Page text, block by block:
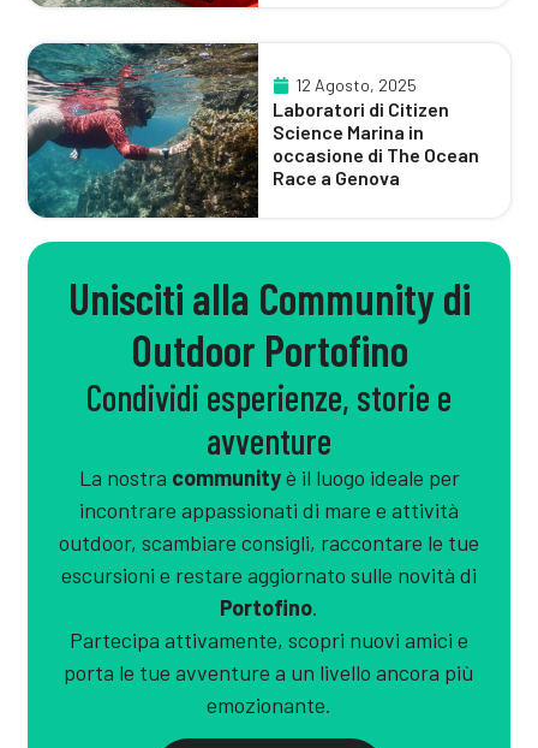
12 Agosto, 2025
Laboratori di Citizen
Science Marina in
occasione di The Ocean
Race a Genova
Unisciti alla Community di
Outdoor Portofino
Condividi esperienze, storie e
avventure
La nostra communityè il luogo ideale per
incontrare appassionati di mare e attività
outdoor, scambiare consigli, raccontare le tue
escursioni e restare aggiornato sulle novità di
Portofino.
Partecipa attivamente, scopri nuovi amici e
porta le tue avventure a un livello ancora più
emozionante.